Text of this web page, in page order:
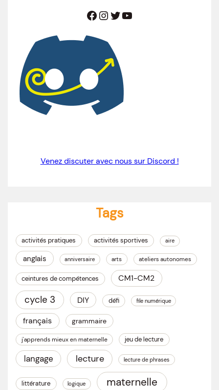
Facebook Instagram Twitter YouTube
Venez discuter avec nous sur Discord !
Tags
activités pratiques activités sportives aire
anglais anniversaire arts ateliers autonomes
ceintures de compétences CM1-CM2
cycle 3 DIY défi file numérique
français grammaire
j'apprends mieux en maternelle jeu de lecture
langage lecture lecture de phrases
littérature logique maternelle